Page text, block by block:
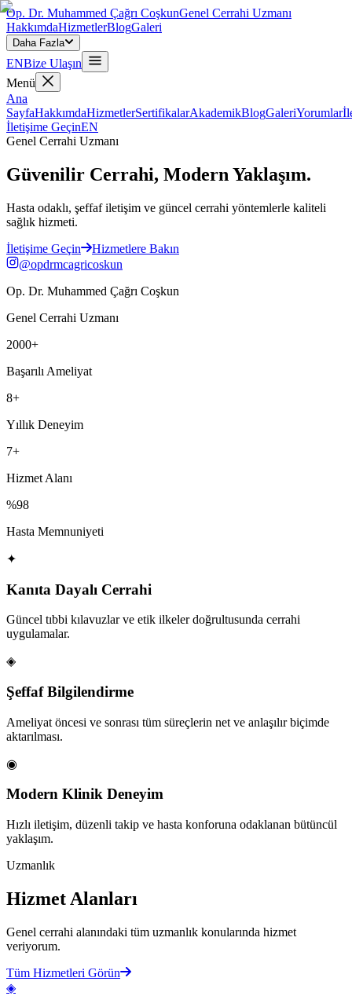
Op. Dr. Muhammed Çağrı CoşkunGenel Cerrahi Uzmanı
HakkımdaHizmetlerBlogGaleri
Daha Fazla
ENBize Ulaşın
Menü
Ana
SayfaHakkımdaHizmetlerSertifikalarAkademikBlogGaleriYorumlar
İletişime GeçinEN
Genel Cerrahi Uzmanı
Güvenilir Cerrahi, Modern Yaklaşım.
Hasta odaklı, şeffaf iletişim ve güncel cerrahi yöntemlerle kaliteli
sağlık hizmeti.
İletişime Geçin
Hizmetlere Bakın
@opdrmcagricoskun
Op. Dr. Muhammed Çağrı Coşkun
Genel Cerrahi Uzmanı
2000+
Başarılı Ameliyat
8+
Yıllık Deneyim
7+
Hizmet Alanı
%98
Hasta Memnuniyeti
✦
Kanıta Dayalı Cerrahi
Güncel tıbbi kılavuzlar ve etik ilkeler doğrultusunda cerrahi
uygulamalar.
◈
Şeffaf Bilgilendirme
Ameliyat öncesi ve sonrası tüm süreçlerin net ve anlaşılır biçimde
aktarılması.
◉
Modern Klinik Deneyim
Hızlı iletişim, düzenli takip ve hasta konforuna odaklanan bütüncül
yaklaşım.
Uzmanlık
Hizmet Alanları
Genel cerrahi alanındaki tüm uzmanlık konularında hizmet
veriyorum.
Tüm Hizmetleri Görün
◈